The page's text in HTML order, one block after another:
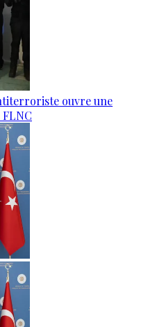
ouvre une